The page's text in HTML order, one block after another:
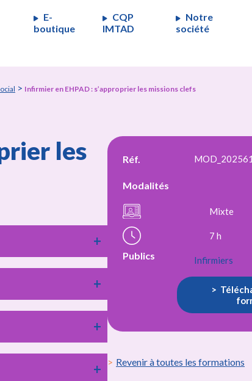
E-
boutique
CQP
IMTAD
Notre
société
> Infirmier en EHPAD : s’approprier les missions clefs
les
Réf.
Modalités
Mixte
7 h
Publics Infirmiers
Revenir à toutes les formations